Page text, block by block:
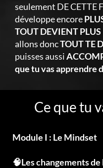
seulement DE CETTE
développe encore
TOUT DEVIENT
allons doncTOUT TE
puisses aussi
que tu vas apprendre
Ce que tu
Module I : Le Mindset
🧠Les changements